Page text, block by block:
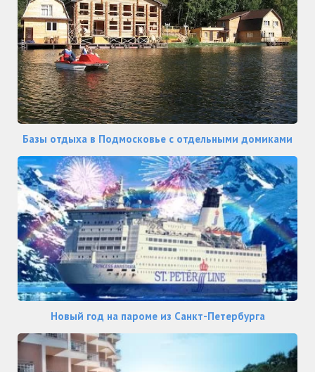
Базы отдыха в Подмосковье с отдельными домиками
Новый год на пароме из Санкт-Петербурга